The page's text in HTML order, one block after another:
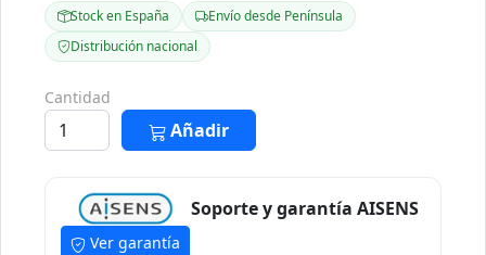
Stock en España
Envío desde Península
Distribución nacional
Cantidad
Añadir
Soporte y garantía AISENS
Ver garantía